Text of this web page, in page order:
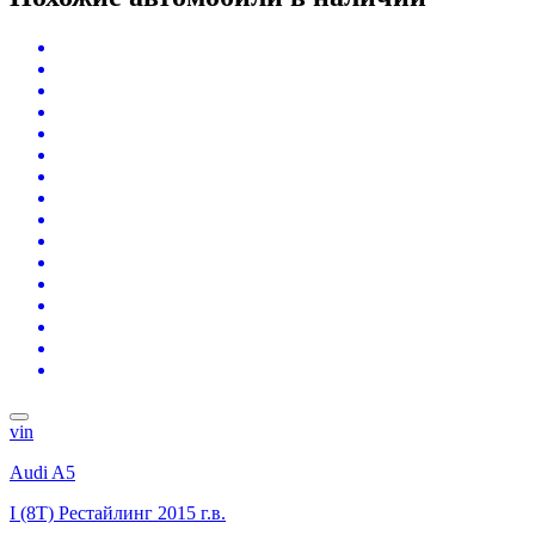
vin
Audi A5
I (8T) Рестайлинг 2015 г.в.